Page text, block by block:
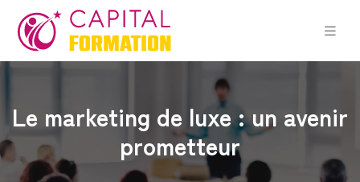
Le marketing de luxe : un avenir
prometteur